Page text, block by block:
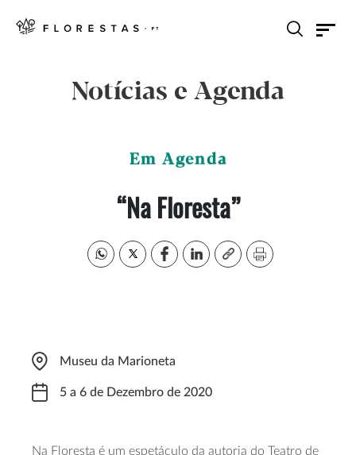
Notícias e Agenda
Em Agenda
“Na Floresta”
Museu da Marioneta
5 a 6 de Dezembro de 2020
Na Floresta é um espetáculo da autoria do Teatro de